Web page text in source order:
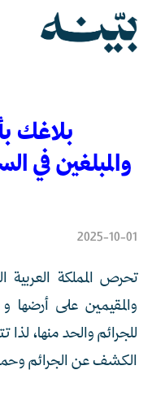
بلاغك
والمبلغين في
2025-10-01
تحرص المملكة العربية
والمقيمين على أرضها و
للجرائم والحد منها،
الكشف عن الجرائم